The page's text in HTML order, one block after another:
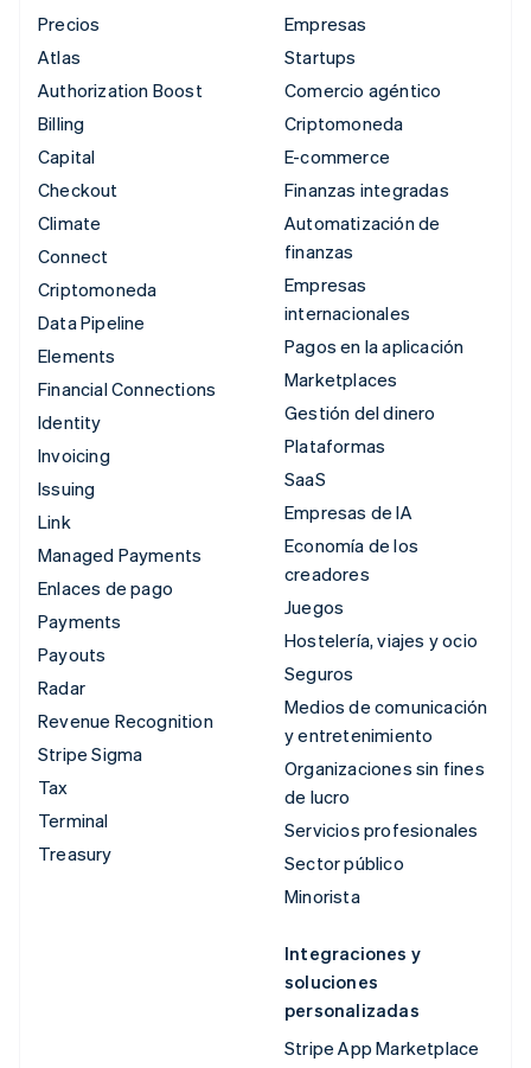
Precios
Atlas
Authorization Boost
Billing
Capital
Checkout
Climate
Connect
Criptomoneda
Data Pipeline
Elements
Financial Connections
Identity
Invoicing
Issuing
Link
Managed Payments
Enlaces de pago
Payments
Payouts
Radar
Revenue Recognition
Stripe Sigma
Tax
Terminal
Treasury
Empresas
Startups
Comercio agéntico
Criptomoneda
E-commerce
Finanzas integradas
Automatización de
finanzas
Empresas
internacionales
Pagos en la aplicación
Marketplaces
Gestión del dinero
Plataformas
SaaS
Empresas de IA
Economía de los
creadores
Juegos
Hostelería, viajes y ocio
Seguros
Medios de comunicación
y entretenimiento
Organizaciones sin fines
de lucro
Servicios profesionales
Sector público
Minorista
Integraciones y
soluciones
personalizadas
Stripe App Marketplace